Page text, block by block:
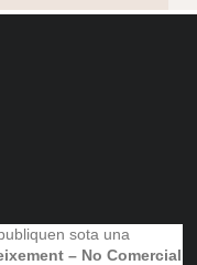
sota una
– No Comercial